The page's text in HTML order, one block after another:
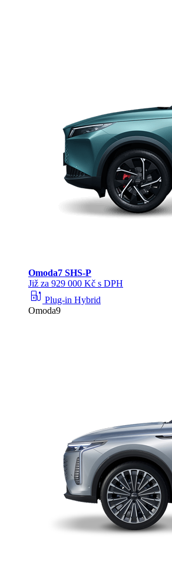
Omoda7 SHS-P
Již za 929 000 Kč s DPH
ev_station Plug-in Hybrid
Omoda9